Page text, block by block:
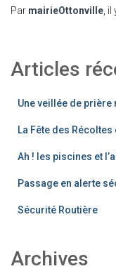
Par mairieOttonville ,
Articles
Une veillée de
La Fête des
Ah ! les piscines et
Passage en alerte
Sécurité Routière
Archives